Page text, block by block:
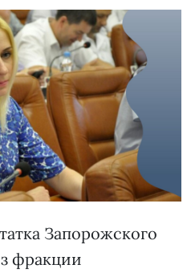
Запорожского
фракции